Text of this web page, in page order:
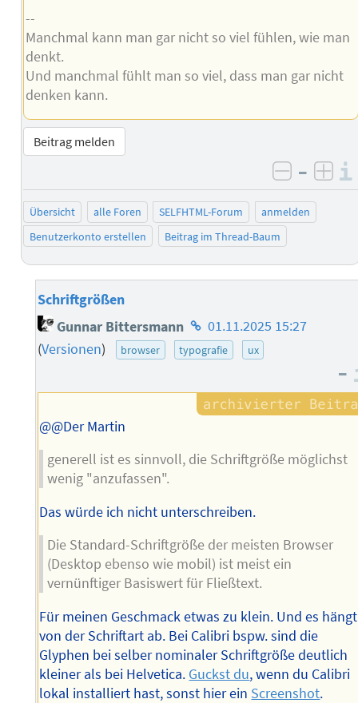
--
Manchmal kann man gar nicht so viel fühlen, wie man
denkt.
Und manchmal fühlt man so viel, dass man gar nicht
denken kann.
Beitrag melden
negativ
–
Übersicht alle Foren SELFHTML-Forum
anmelden
Benutzerkonto erstellen
Beitrag im Thread-Baum
Schriftgrößen
Gunnar Bittersmann Homepage
des
01.11.2025 15:27
(Versionen) browser typografie ux
–
@@Der Martin
generell ist es sinnvoll, die Schriftgröße möglichst
wenig "anzufassen".
Das würde ich nicht unterschreiben.
Die Standard-Schriftgröße der meisten Browser
(Desktop ebenso wie mobil) ist meist ein
vernünftiger Basiswert für Fließtext.
Für meinen Geschmack etwas zu klein. Und es hängt
von der Schriftart ab. Bei Calibri bspw. sind die
Glyphen bei selber nominaler Schriftgröße deutlich
kleiner als bei Helvetica. Guckst du, wenn du Calibri
lokal installiert hast, sonst hier ein Screenshot.